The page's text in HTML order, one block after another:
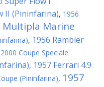
II (Pininfarina), 1956
Multipla Marine
, 1956 Rambler
Coupe Speciale
, 1957 Ferrari 4.9
(Pininfarina), 1957